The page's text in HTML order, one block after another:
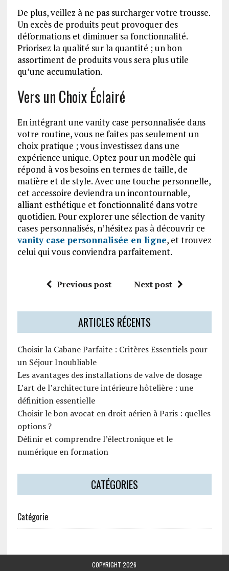
De plus, veillez à ne pas surcharger votre trousse.
Un excès de produits peut provoquer des
déformations et diminuer sa fonctionnalité.
Priorisez la qualité sur la quantité ; un bon
assortiment de produits vous sera plus utile
qu’une accumulation.
Vers un Choix Éclairé
En intégrant une vanity case personnalisée dans
votre routine, vous ne faites pas seulement un
choix pratique ; vous investissez dans une
expérience unique. Optez pour un modèle qui
répond à vos besoins en termes de taille, de
matière et de style. Avec une touche personnelle,
cet accessoire deviendra un incontournable,
alliant esthétique et fonctionnalité dans votre
quotidien. Pour explorer une sélection de vanity
cases personnalisés, n’hésitez pas à découvrir ce
vanity case personnalisée en ligne, et trouvez
celui qui vous conviendra parfaitement.
Previous post Next post
ARTICLES RÉCENTS
Choisir la Cabane Parfaite : Critères Essentiels pour
un Séjour Inoubliable
Les avantages des installations de valve de dosage
L’art de l’architecture intérieure hôtelière : une
définition essentielle
Choisir le bon avocat en droit aérien à Paris : quelles
options ?
Définir et comprendre l’électronique et le
numérique en formation
CATÉGORIES
Catégorie
COPYRIGHT 2026